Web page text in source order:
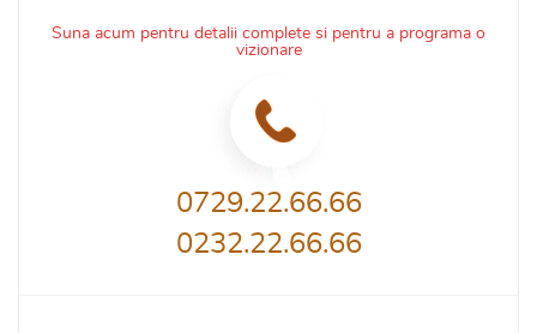
Suna acum pentru detalii complete si pentru a programa o
vizionare
0729.22.66.66
0232.22.66.66